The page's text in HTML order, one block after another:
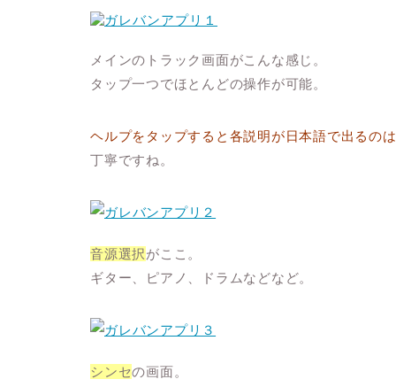
メインのトラック画面がこんな感じ。
タップ一つでほとんどの操作が可能。
ヘルプをタップすると各説明が日本語で出るのは
丁寧ですね。
音源選択がここ。
ギター、ピアノ、ドラムなどなど。
シンセの画面。